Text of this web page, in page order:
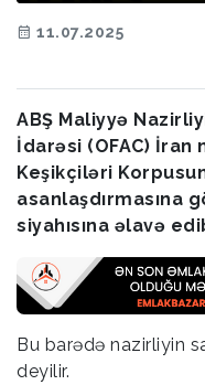
11.07.2025
ABŞ Maliyyə
İdarəsi (OFAC)
Keşikçiləri
asanlaşdırmasına
siyahısına əlavə
Bu barədə nazirliyin
deyilir.